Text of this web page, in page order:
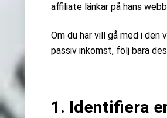
affiliate länkar på hans
Om du har vill gå med i
passiv inkomst, följ bara
1. Identifiera